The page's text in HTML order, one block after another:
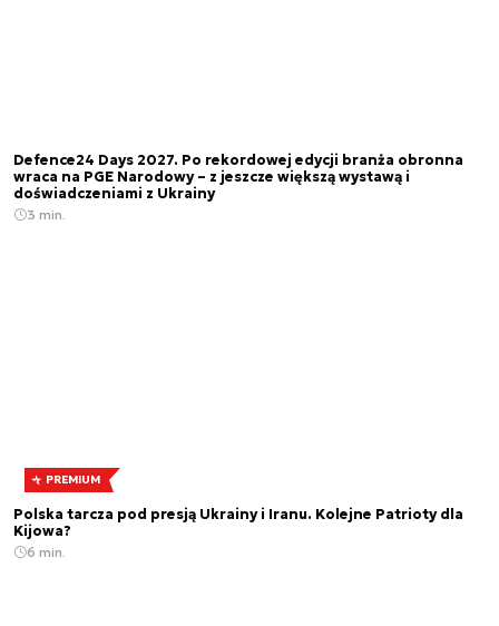
Defence24 Days 2027. Po rekordowej edycji branża obronna
wraca na PGE Narodowy – z jeszcze większą wystawą i
doświadczeniami z Ukrainy
3 min.
PREMIUM
Polska tarcza pod presją Ukrainy i Iranu. Kolejne Patrioty dla
Kijowa?
6 min.